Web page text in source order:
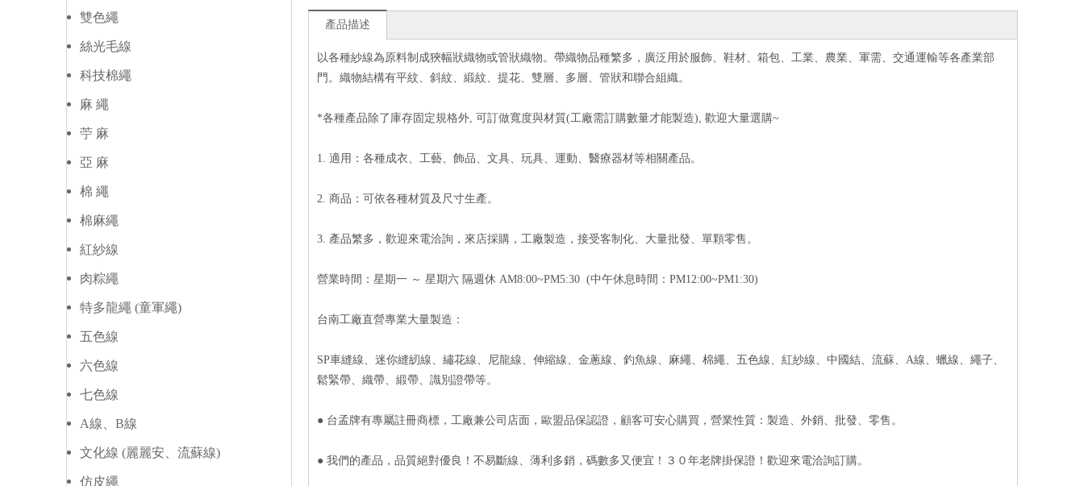
雙色繩
絲光毛線
科技棉繩
麻 繩
苧 麻
亞 麻
棉 繩
棉麻繩
紅紗線
肉粽繩
特多龍繩 (童軍繩)
五色線
六色線
七色線
A線、B線
文化線 (麗麗安、流蘇線)
仿皮繩
產品描述
以各種紗線為原料制成狹幅狀織物或管狀織物。帶織物品種繁多，廣泛用於服飾、鞋材、箱包、工業、農業、軍需、交通運輸等各產業部
門。織物結構有平紋、斜紋、緞紋、提花、雙層、多層、管狀和聯合組織。
*各種產品除了庫存固定規格外, 可訂做寬度與材質(工廠需訂購數量才能製造), 歡迎大量選購~
1. 適用：各種成衣、工藝、飾品、文具、玩具、運動、醫療器材等相關產品。
2. 商品：可依各種材質及尺寸生產。
3. 產品繁多，歡迎來電洽詢，來店採購，工廠製造，接受客制化、大量批發、單顆零售。
營業時間：星期一 ～ 星期六 隔週休 AM8:00~PM5:30 (中午休息時間：PM12:00~PM1:30)
台南工廠直營專業大量製造：
SP車縫線、迷你縫紉線、繡花線、尼龍線、伸縮線、金蔥線、釣魚線、麻繩、棉繩、五色線、紅紗線、中國結、流蘇、A線、蠟線、繩子、
鬆緊帶、織帶、緞帶、識別證帶等。
● 台孟牌有專屬註冊商標，工廠兼公司店面，歐盟品保認證，顧客可安心購買，營業性質：製造、外銷、批發、零售。
● 我們的產品，品質絕對優良！不易斷線、薄利多銷，碼數多又便宜！３０年老牌掛保證！歡迎來電洽詢訂購。